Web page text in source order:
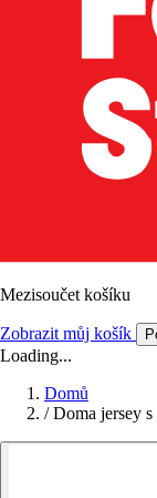
Mezisoučet košíku
Zobrazit můj košík
Loading...
Domů
/ Doma jersey